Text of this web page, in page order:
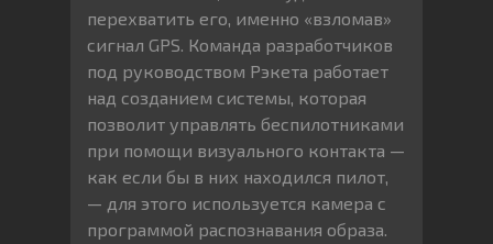
перехватить его, именно «взломав»
сигнал GPS. Команда разработчиков
под руководством Рэкета работает
над созданием системы, которая
позволит управлять беспилотниками
при помощи визуального контакта —
как если бы в них находился пилот,
— для этого используется камера с
программой распознавания образа.